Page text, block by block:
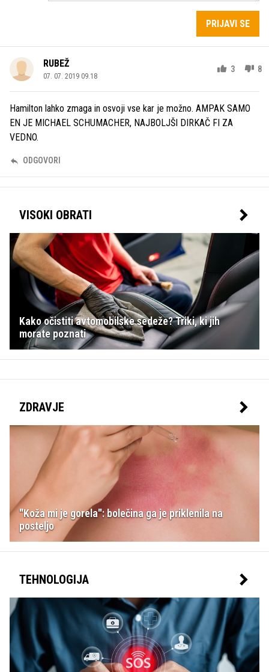
PRIJAVI SE
RUBEŽ
07. 07. 2019 09.18
3 8
Hamilton lahko zmaga in osvoji vse kar je možno. AMPAK SAMO
EN JE MICHAEL SCHUMACHER, NAJBOLJŠI DIRKAČ FI ZA
VEDNO.
ODGOVORI
VISOKI OBRATI
Kako očistiti avtomobilske sedeže? Triki, ki jih
morate poznati
ZDRAVJE
"Koža mi je gorela": bolečina ga je priklenila na
posteljo
TEHNOLOGIJA